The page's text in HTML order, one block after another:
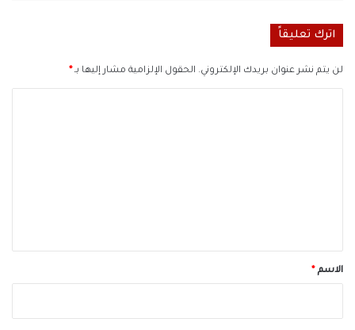
اترك تعليقاً
لن يتم نشر عنوان بريدك الإلكتروني. الحقول الإلزامية مشار إليها بـ*
*الاسم*